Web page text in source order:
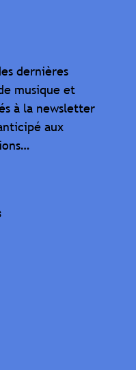
dernières
musique et
à la newsletter
aux